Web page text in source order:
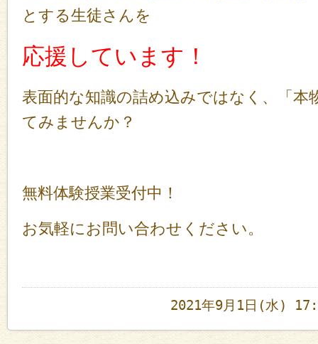
とする生徒さんを
応援しています！
表面的な知識の詰め込みではなく、「本
てみませんか？
無料体験授業受付中！
お気軽にお問い合わせください。
2021年9月1日(水)